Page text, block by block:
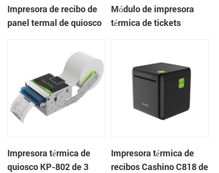
Impresora de recibo de
panel termal de quiosco
cortador automático
Módulo de impresora
térmica de tickets
juegos
Impresora térmica de
quiosco KP-802 de 3
Impresora térmica de
recibos Cashino C818 de